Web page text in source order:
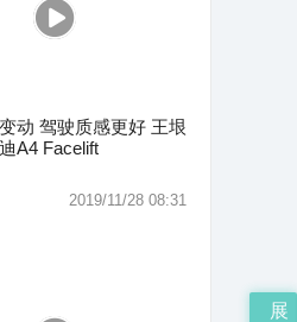
动 驾驶质感更好 王垠
A4 Facelift
2019/11/28 08:31
展